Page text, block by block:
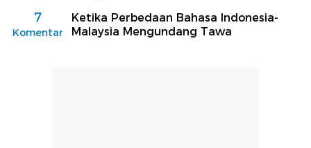
7
Komentar
Ketika Perbedaan Bahasa Indonesia-
Malaysia Mengundang Tawa